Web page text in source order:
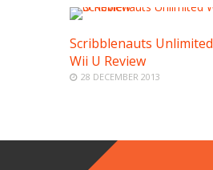
Scribblenauts Unlimited
Wii U Review
28 DECEMBER 2013